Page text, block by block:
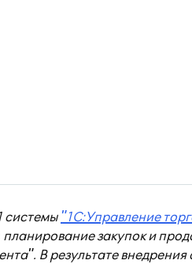
системы "1С:Управление
закупок и
В результате